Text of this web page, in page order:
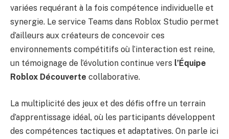
variées requérant à la fois compétence individuelle et
synergie. Le service Teams dans Roblox Studio permet
d’ailleurs aux créateurs de concevoir ces
environnements compétitifs où l’interaction est reine,
un témoignage de l’évolution continue vers l’Équipe
Roblox Découverte collaborative.
La multiplicité des jeux et des défis offre un terrain
d’apprentissage idéal, où les participants développent
des compétences tactiques et adaptatives. On parle ici